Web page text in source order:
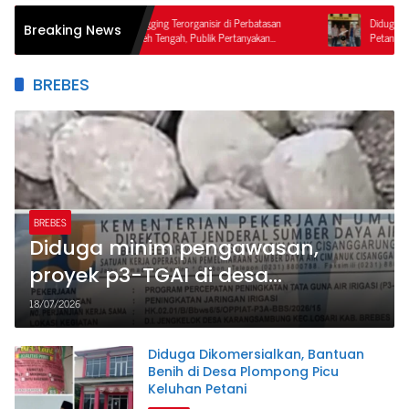
Breaking News
Illegal Logging Terorganisir di Perbatasan
Raya–Aceh Tengah, Publik Pertanyakan
APH dan Satgas PKH
Diduga Dipicu Sengketa
Petani di Aceh Jaya Tewas
BREBES
BREBES
Diduga minim pengawasan,
proyek p3-TGAI di desa
karangsambung disorot warga.
18/07/2026
Diduga Dikomersialkan, Bantuan
Benih di Desa Plompong Picu
Keluhan Petani